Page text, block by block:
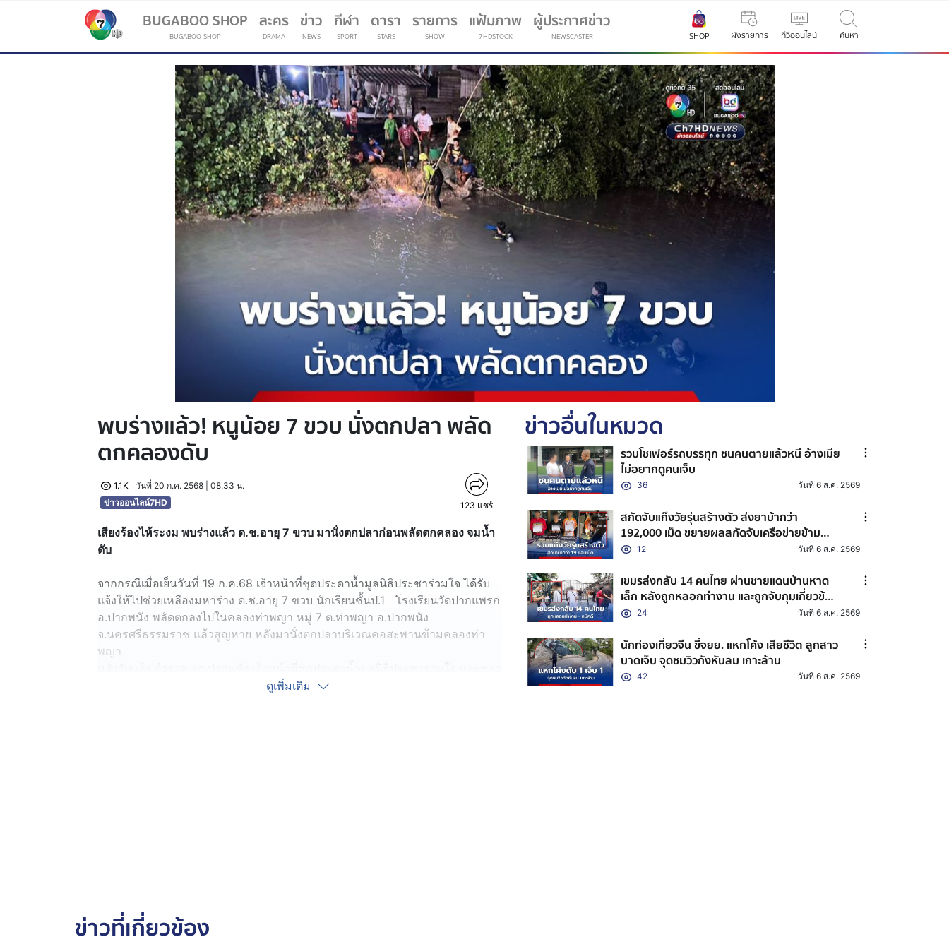
BUGABOO SHOP
BUGABOO SHOP
ละคร
DRAMA
ข่าว
NEWS
กีฬา
SPORT
(current)
ดารา
STARS
รายการ
SHOW
แฟ้มภาพ
7HDSTOCK
ผู้ประกาศข่าว
NEWSCASTER SHOP ผังรายการ ทีวีออนไลน์ ค้นหา
พบร่างแล้ว! หนูน้อย 7 ขวบ นั่งตกปลา พลัด
ตกคลองดับ
1.1K
วันที่ 20 ก.ค. 2568 | 08.33 น.
ข่าวออนไลน์7HD
123 แชร์
เสียงร้องไห้ระงม พบร่างแล้ว ด.ช.อายุ 7 ขวบ มานั่งตกปลาก่อนพลัดตกคลอง จมน้ำ
ดับ
จากกรณีเมื่อเย็นวันที่ 19 ก.ค.68 เจ้าหน้าที่ชุดประดาน้ำมูลนิธิประชาร่วมใจ ได้รับ
แจ้งให้ไปช่วยเหลืองมหาร่าง ด.ช.อายุ 7 ขวบ นักเรียนชั้นป.1 โรงเรียนวัดปากแพรก
อ.ปากพนัง พลัดตกลงไปในคลองท่าพญา หมู่ 7 ต.ท่าพญา อ.ปากพนัง
จ.นครศรีธรรมราช แล้วสูญหาย หลังมานั่งตกปลาบริเวณคอสะพานข้ามคลองท่า
พญา
บ้านและญาติ ๆระดมค้นหาตัว ด.ช.อายุ 7 ขวบตลอดทั้งคืน
ดูเพิ่มเติม
ข่าวอื่นในหมวด
รวบโชเฟอร์รถบรรทุก ชนคนตายแล้วหนี อ้างเมีย
ไม่อยากดูคนเจ็บ
36 วันที่ 6 ส.ค. 2569
สกัดจับแก๊งวัยรุ่นสร้างตัว ส่งยาบ้ากว่า
192,000 เม็ด ขยายผลสกัดจับเครือข่ายข้าม
จังหวัด
12 วันที่ 6 ส.ค. 2569
เขมรส่งกลับ 14 คนไทย ผ่านชายแดนบ้านหาด
เล็ก หลังถูกหลอกทำงาน และถูกจับกุมเกี่ยวข้อง
กับอาชญากรรมออนไลน์
24 วันที่ 6 ส.ค. 2569
นักท่องเที่ยวจีน ขี่จยย. แหกโค้ง เสียชีวิต ลูกสาว
บาดเจ็บ จุดชมวิวกังหันลม เกาะล้าน
42 วันที่ 6 ส.ค. 2569
ข่าวที่เกี่ยวข้อง